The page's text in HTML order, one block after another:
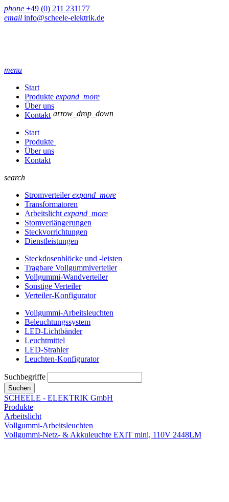
phone +49 (0) 211 231177
email info@scheele-elektrik.de
menu
Start
Produkte expand_more
Über uns
Kontakt
Start
Produkte
arrow_drop_down
Über uns
Kontakt
search
Stromverteilerexpand_more
Transformatoren
Arbeitslicht expand_more
Stomverlängerungen
Steckvorrichtungen
Dienstleistungen
Steckdosenblöcke und -leisten
Tragbare Vollgummiverteiler
Vollgummi-Wandverteiler
Sonstige Verteiler
Verteiler-Konfigurator
Vollgummi-Arbeitsleuchten
Beleuchtungssystem
LED-Lichtbänder
Leuchtmittel
LED-Strahler
Leuchten-Konfigurator
Suchbegriffe
Suchen
SCHEELE - ELEKTRIK GmbH
Produkte
Arbeitslicht
Vollgummi-Arbeitsleuchten
Vollgummi-Netz- & Akkuleuchte EXIT mini, 110V 2448LM